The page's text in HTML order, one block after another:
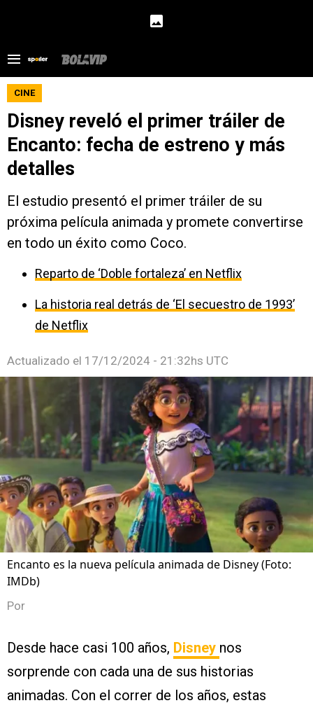
CINE
Disney reveló el primer tráiler de
Encanto: fecha de estreno y más
detalles
El estudio presentó el primer tráiler de su
próxima película animada y promete convertirse
en todo un éxito como Coco.
Reparto de ‘Doble fortaleza’ en Netflix
La historia real detrás de ‘El secuestro de 1993’
de Netflix
Actualizado el 17/12/2024 - 21:32hs UTC
Encanto es la nueva película animada de Disney (Foto:
IMDb)
Por
Desde hace casi 100 años, Disney nos
sorprende con cada una de sus historias
animadas. Con el correr de los años, estas